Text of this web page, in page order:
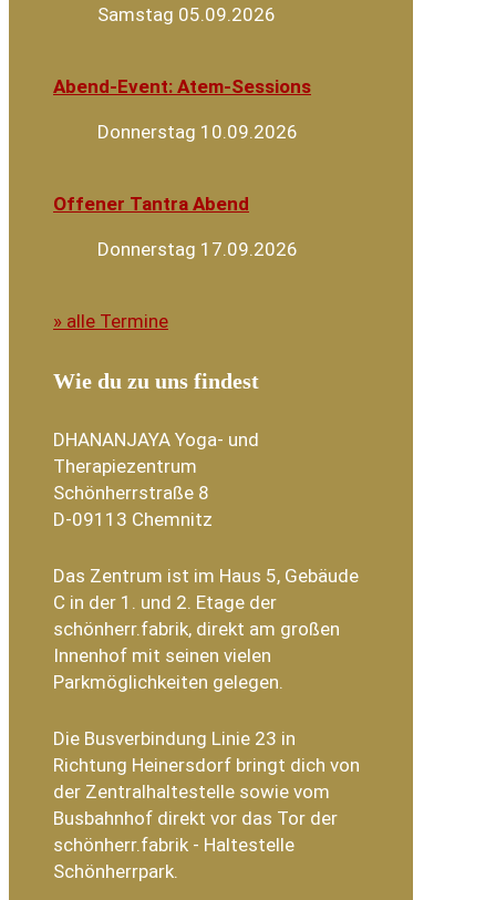
Samstag 05.09.2026
Abend-Event: Atem-Sessions
Donnerstag 10.09.2026
Offener Tantra Abend
Donnerstag 17.09.2026
» alle Termine
Wie du zu uns findest
DHANANJAYA Yoga- und
Therapiezentrum
Schönherrstraße 8
D-09113 Chemnitz
Das Zentrum ist im Haus 5, Gebäude
C in der 1. und 2. Etage der
schönherr.fabrik, direkt am großen
Innenhof mit seinen vielen
Parkmöglichkeiten gelegen.
Die Busverbindung Linie 23 in
Richtung Heinersdorf bringt dich von
der Zentralhaltestelle sowie vom
Busbahnhof direkt vor das Tor der
schönherr.fabrik - Haltestelle
Schönherrpark.